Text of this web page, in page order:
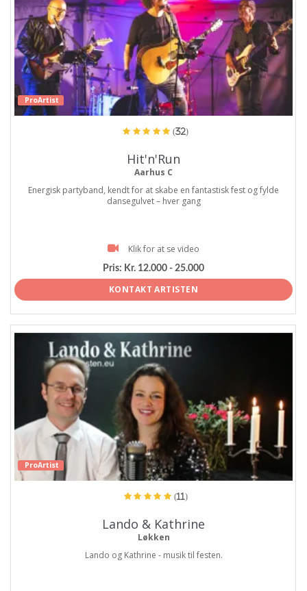
ProArtist
(32)
Hit'n'Run
Aarhus C
Energisk partyband, kendt for at skabe en fantastisk fest og fylde
dansegulvet – hver gang
Klik for at se video
Pris: Kr. 12.000 - 25.000
KONTAKT ARTISTEN
ProArtist
(11)
Lando & Kathrine
Løkken
Lando og Kathrine - musik til festen.